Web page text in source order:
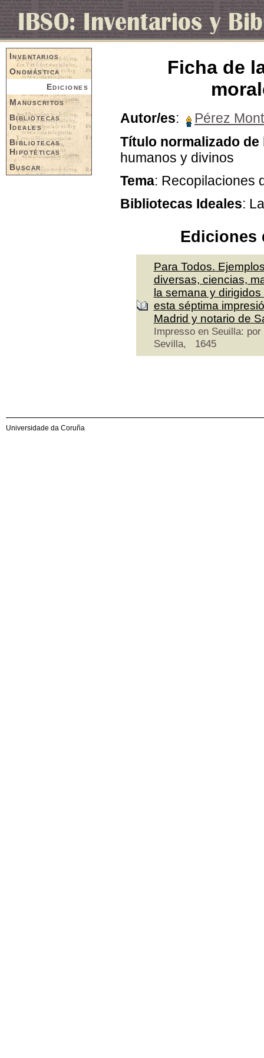
Inventarios
Onomástica
Ediciones
Manuscritos
Bibliotecas
Ideales
Bibliotecas
Hipotéticas
Buscar
Ficha de
Autor/es:
Pérez
Título normalizado de
humanos y divinos
Tema: Recopilaciones
Bibliotecas Ideales:
Ediciones
Para Todos.
diversas, ciencias,
la semana y
esta séptima
Madrid y notario de
Impresso en Seuilla:
Sevilla, 1645
Universidade da Coruña